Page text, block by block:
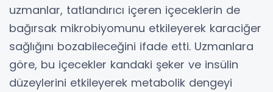
uzmanlar, tatlandırıcı içeren içeceklerin de
bağırsak mikrobiyomunu etkileyerek karaciğer
sağlığını bozabileceğini ifade etti. Uzmanlara
göre, bu içecekler kandaki şeker ve insülin
düzeylerini etkileyerek metabolik dengeyi